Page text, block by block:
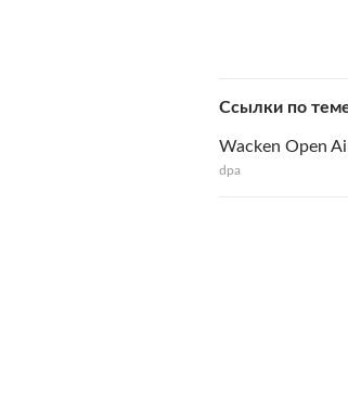
Ссылки по
Wacken Open
dpa